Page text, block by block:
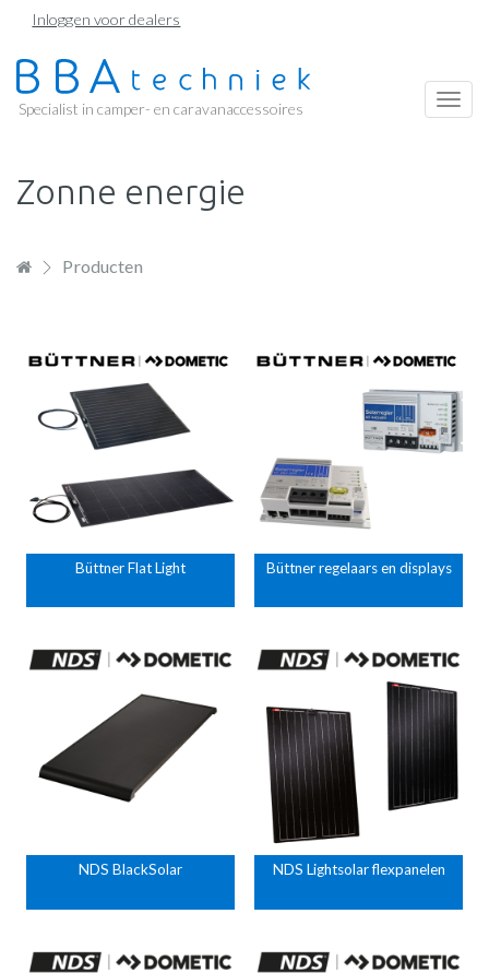
Overslaan
naar
de
Inloggen voor dealers
Specialist in camper- en caravanaccessoires
Zonne energie
Producten
Büttner Flat Light Büttner regelaars en displays
NDS BlackSolar NDS Lightsolar flexpanelen